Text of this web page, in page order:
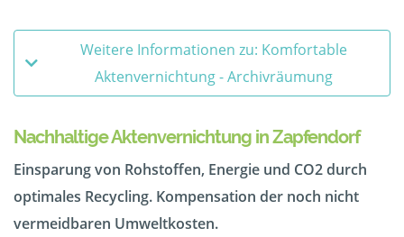
Weitere Informationen zu: Komfortable
Aktenvernichtung - Archivräumung
Nachhaltige Aktenvernichtung in Zapfendorf
Einsparung von Rohstoffen, Energie und CO2 durch
optimales Recycling. Kompensation der noch nicht
vermeidbaren Umweltkosten.